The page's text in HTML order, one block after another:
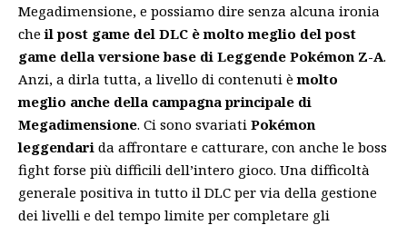
Megadimensione, e possiamo dire senza alcuna ironia
cheil post game del DLC è molto meglio del post
game della versione base di Leggende Pokémon Z-A.
Anzi, a dirla tutta, a livello di contenuti èmolto
meglio anche della campagna principale di
Megadimensione. Ci sono svariati Pokémon
leggendari da affrontare e catturare, con anche le boss
fight forse più difficili dell’intero gioco. Una difficoltà
generale positiva in tutto il DLC per via della gestione
dei livelli e del tempo limite per completare gli